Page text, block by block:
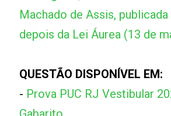
Machado de Assis,
depois da Lei Áurea (13 de
QUESTÃO DISPONÍVEL EM:
- Prova PUC RJ Vestibular